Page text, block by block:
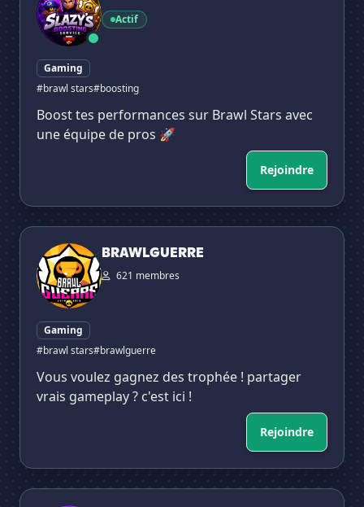
Actif
Gaming
#brawl stars#boosting
Boost tes performances sur Brawl Stars avec
une équipe de pros 🚀
Rejoindre
BRAWLGUERRE
BRAWLGUERRE
621 membres
Gaming
#brawl stars#brawlguerre
Vous voulez gagnez des trophée ! partager
vrais gameplay ? c'est ici !
Rejoindre
Star Brawlers FR